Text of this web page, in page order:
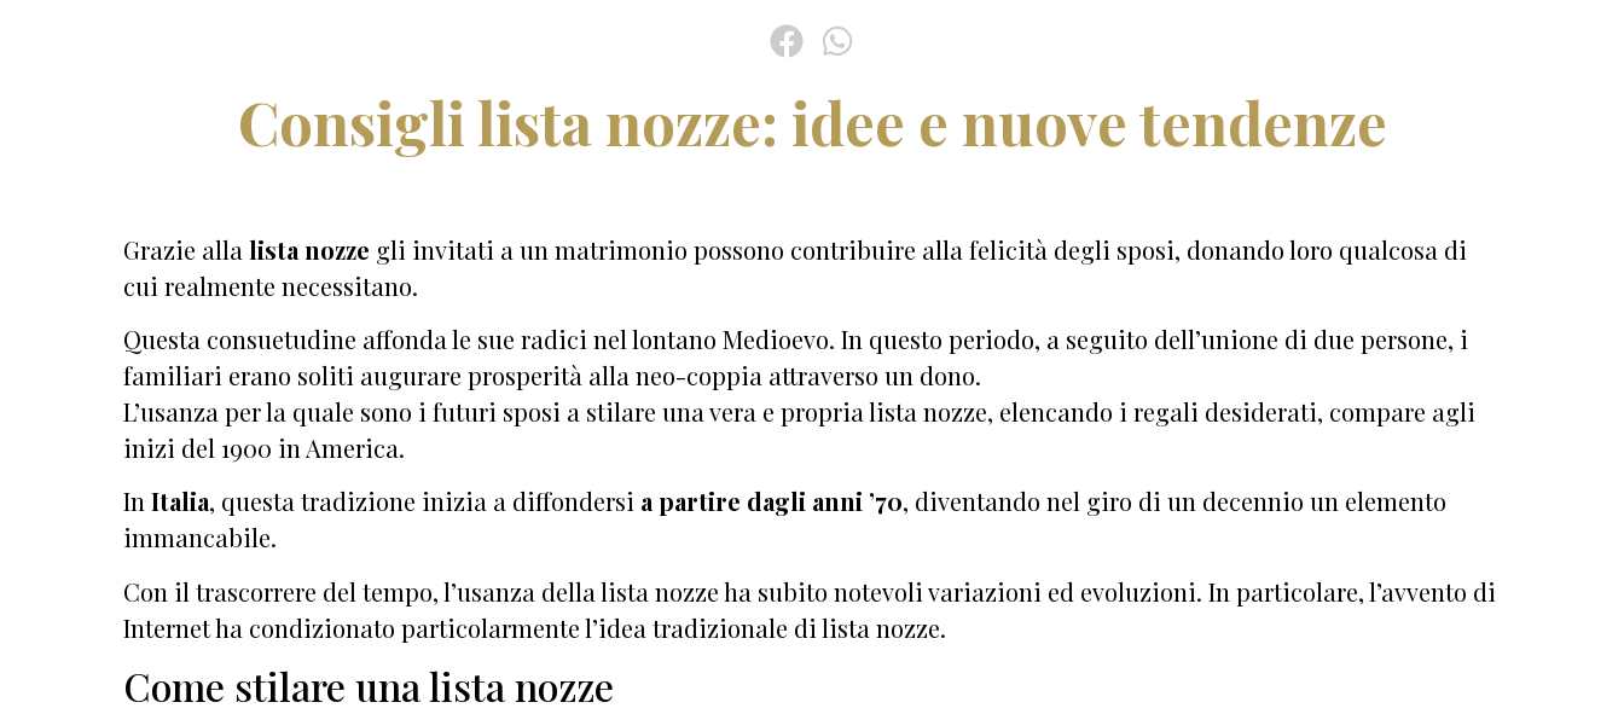
Consigli lista nozze: idee e nuove tendenze
Grazie alla lista nozze gli invitati a un matrimonio possono contribuire alla felicità degli sposi, donando loro qualcosa di
cui realmente necessitano.
Questa consuetudine affonda le sue radici nel lontano Medioevo. In questo periodo, a seguito dell’unione di due persone, i
familiari erano soliti augurare prosperità alla neo-coppia attraverso un dono.
L’usanza per la quale sono i futuri sposi a stilare una vera e propria lista nozze, elencando i regali desiderati, compare agli
inizi del 1900 in America.
In Italia, questa tradizione inizia a diffondersi a partire dagli anni ’70, diventando nel giro di un decennio un elemento
immancabile.
Con il trascorrere del tempo, l’usanza della lista nozze ha subito notevoli variazioni ed evoluzioni. In particolare, l’avvento di
Internet ha condizionato particolarmente l’idea tradizionale di lista nozze.
Come stilare una lista nozze